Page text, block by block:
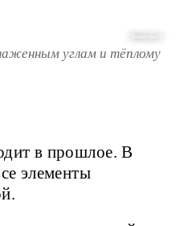
углам и тёплому
в прошлое. В
элементы